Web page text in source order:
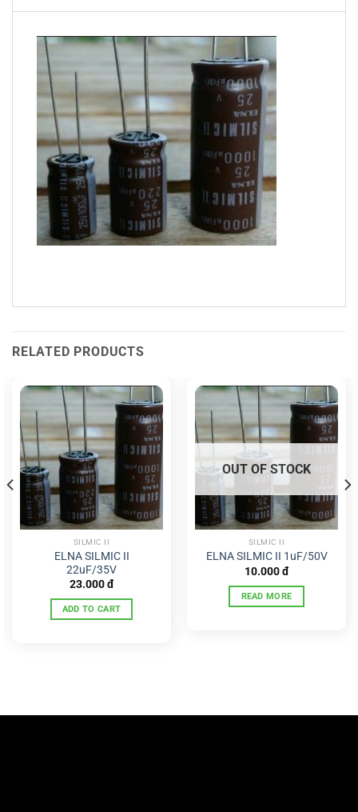
RELATED PRODUCTS
SILMIC II
ELNA SILMIC II
22uF/35V
23.000đ
ADD TO CART
OUT OF STOCK
SILMIC II
ELNA SILMIC II 1uF/50V
10.000đ
READ MORE